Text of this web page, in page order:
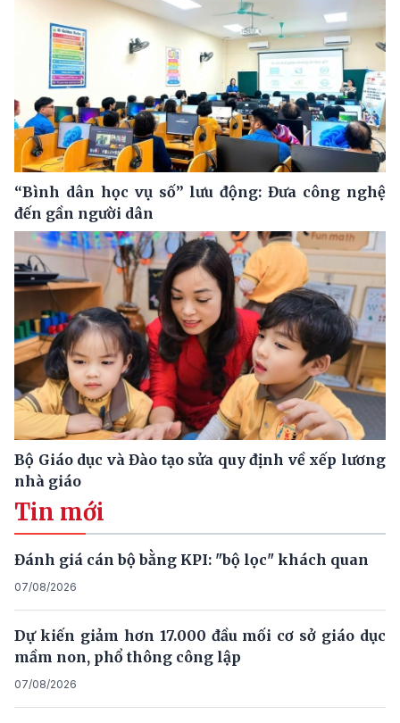
“Bình dân học vụ số” lưu động: Đưa công nghệ
đến gần người dân
Bộ Giáo dục và Đào tạo sửa quy định về xếp lương
nhà giáo
Tin mới
Đánh giá cán bộ bằng KPI: "bộ lọc" khách quan
07/08/2026
Dự kiến giảm hơn 17.000 đầu mối cơ sở giáo dục
mầm non, phổ thông công lập
07/08/2026